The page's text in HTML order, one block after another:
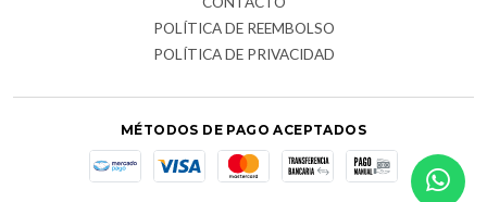
POLÍTICA DE REEMBOLSO
POLÍTICA DE PRIVACIDAD
MÉTODOS DE PAGO ACEPTADOS